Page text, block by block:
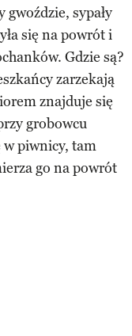
gwoździe, sypały
się na powrót i
Gdzie są?
zarzekają
znajduje się
grobowcu
w piwnicy, tam
go na powrót